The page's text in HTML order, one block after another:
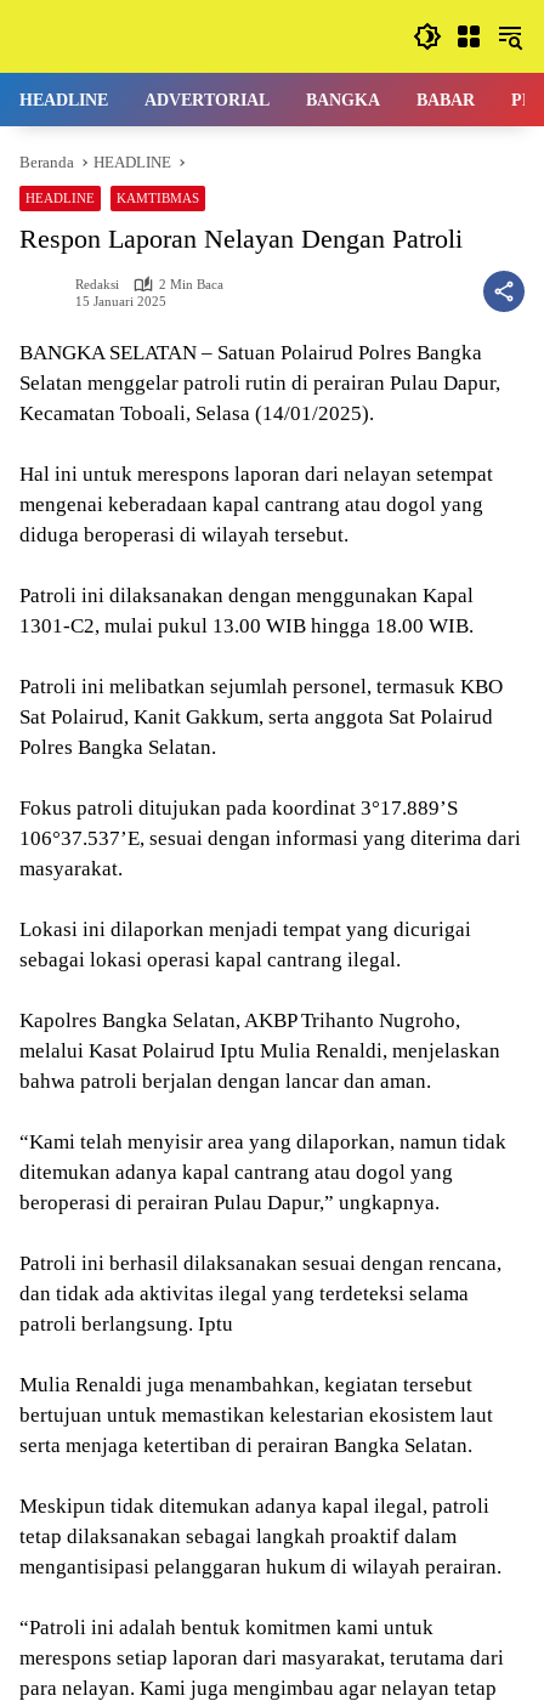
HEADLINE ADVERTORIAL BANGKA BABAR
Beranda HEADLINE
HEADLINE KAMTIBMAS
Respon Laporan Nelayan Dengan Patroli
Redaksi
2 Min Baca
15 Januari 2025
BANGKA SELATAN – Satuan Polairud Polres Bangka
Selatan menggelar patroli rutin di perairan Pulau Dapur,
Kecamatan Toboali, Selasa (14/01/2025).
Hal ini untuk merespons laporan dari nelayan setempat
mengenai keberadaan kapal cantrang atau dogol yang
diduga beroperasi di wilayah tersebut.
Patroli ini dilaksanakan dengan menggunakan Kapal
1301-C2, mulai pukul 13.00 WIB hingga 18.00 WIB.
Patroli ini melibatkan sejumlah personel, termasuk KBO
Sat Polairud, Kanit Gakkum, serta anggota Sat Polairud
Polres Bangka Selatan.
Fokus patroli ditujukan pada koordinat 3°17.889’S
106°37.537’E, sesuai dengan informasi yang diterima dari
masyarakat.
Lokasi ini dilaporkan menjadi tempat yang dicurigai
sebagai lokasi operasi kapal cantrang ilegal.
Kapolres Bangka Selatan, AKBP Trihanto Nugroho,
melalui Kasat Polairud Iptu Mulia Renaldi, menjelaskan
bahwa patroli berjalan dengan lancar dan aman.
“Kami telah menyisir area yang dilaporkan, namun tidak
ditemukan adanya kapal cantrang atau dogol yang
beroperasi di perairan Pulau Dapur,” ungkapnya.
Patroli ini berhasil dilaksanakan sesuai dengan rencana,
dan tidak ada aktivitas ilegal yang terdeteksi selama
patroli berlangsung. Iptu
Mulia Renaldi juga menambahkan, kegiatan tersebut
bertujuan untuk memastikan kelestarian ekosistem laut
serta menjaga ketertiban di perairan Bangka Selatan.
Meskipun tidak ditemukan adanya kapal ilegal, patroli
tetap dilaksanakan sebagai langkah proaktif dalam
mengantisipasi pelanggaran hukum di wilayah perairan.
“Patroli ini adalah bentuk komitmen kami untuk
merespons setiap laporan dari masyarakat, terutama dari
para nelayan. Kami juga mengimbau agar nelayan tetap